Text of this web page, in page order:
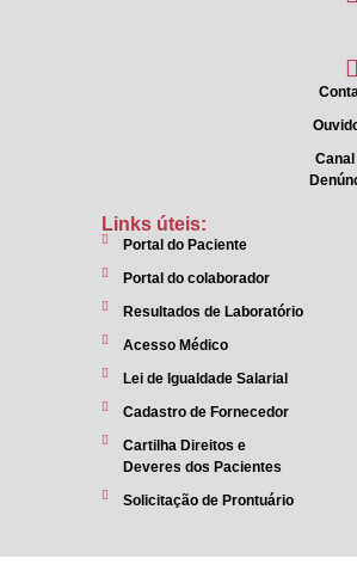
Canal
Links úteis:
Portal do Paciente
Portal do colaborador
Resultados de Laboratório
Acesso Médico
Lei de Igualdade Salarial
Cadastro de Fornecedor
Cartilha Direitos e
Deveres dos Pacientes
Solicitação de Prontuário